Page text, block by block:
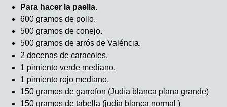
Para hacer la paella.
600 gramos de pollo.
500 gramos de conejo.
500 gramos de arrós de Valéncia.
2 docenas de caracoles.
1 pimiento verde mediano.
1 pimiento rojo mediano.
150 gramos de garrofon (Judía blanca plana grande)
150 gramos de tabella (judía blanca normal )